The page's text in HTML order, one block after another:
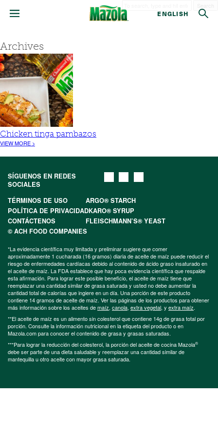
ENGLISH
Archives
Chicken tinga pambazos
VIEW MORE >
SÍGUENOS EN REDES
SOCIALES
TÉRMINOS DE USO
ARGO® STARCH
POLÍTICA DE PRIVACIDADKARO® SYRUP
CONTÁCTENOS
FLEISCHMANN’S® YEAST
© ACH FOOD COMPANIES
*La evidencia científica muy limitada y preliminar sugiere que comer
aproximadamente 1 cucharada (16 gramos) diaria de aceite de maíz puede reducir el
riesgo de enfermedades cardíacas debido al contenido de ácido graso insaturado en
el aceite de maíz. La FDA establece que hay poca evidencia científica que respalde
esta afirmación. Para lograr este posible beneficio, el aceite de maíz tiene que
reemplazar una cantidad similar de grasa saturada y usted no debe aumentar la
cantidad total de calorías que ingiere en un día. Una porción de este producto
contiene 14 gramos de aceite de maíz. Ver las páginas de los productos para obtener
más información sobre los aceites demaíz, canola, extra vegetal, y extra maíz.
**El aceite de maíz es un alimento sin colesterol que contiene 14g de grasa total por
porción. Consulte la información nutricional en la etiqueta del producto o en
Mazola.com para conocer el contenido de grasa y grasas saturadas.
***Para lograr la reducción del colesterol, la porción del aceite de cocina Mazola®
debe ser parte de una dieta saludable y reemplazar una cantidad similar de
mantequilla u otro aceite con mayor grasa saturada.